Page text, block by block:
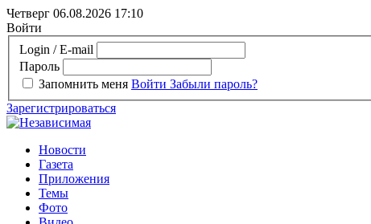
Четверг 06.08.2026 17:10
Войти
Login / E-mail
Пароль
Запомнить меня Войти Забыли пароль?
Зарегистрироваться
Новости
Газета
Приложения
Темы
Фото